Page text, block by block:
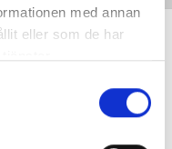
med annan
eller som de har
i varje